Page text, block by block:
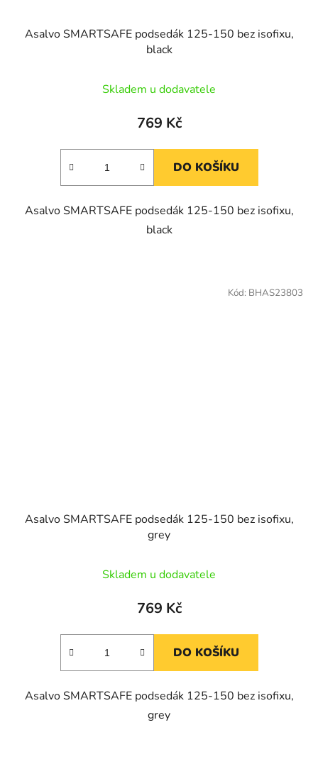
Asalvo SMARTSAFE podsedák 125-150 bez isofixu,
black
Skladem u dodavatele
769 Kč
DO KOŠÍKU
Asalvo SMARTSAFE podsedák 125-150 bez isofixu,
black
Asalvo SMARTSAFE podsedák 125-150 bez isofixu,
grey
Skladem u dodavatele
769 Kč
DO KOŠÍKU
Asalvo SMARTSAFE podsedák 125-150 bez isofixu,
grey
Kód: BHAS23803